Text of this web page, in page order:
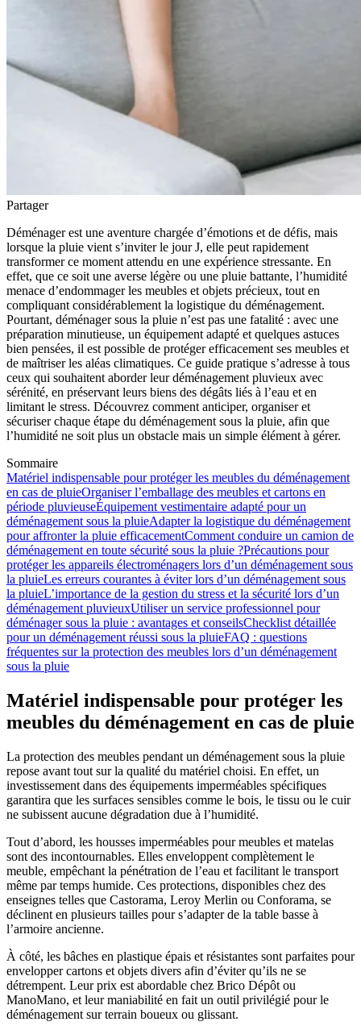
Partager
Déménager est une aventure chargée d’émotions et de défis, mais
lorsque la pluie vient s’inviter le jour J, elle peut rapidement
transformer ce moment attendu en une expérience stressante. En
effet, que ce soit une averse légère ou une pluie battante, l’humidité
menace d’endommager les meubles et objets précieux, tout en
compliquant considérablement la logistique du déménagement.
Pourtant, déménager sous la pluie n’est pas une fatalité : avec une
préparation minutieuse, un équipement adapté et quelques astuces
bien pensées, il est possible de protéger efficacement ses meubles et
de maîtriser les aléas climatiques. Ce guide pratique s’adresse à tous
ceux qui souhaitent aborder leur déménagement pluvieux avec
sérénité, en préservant leurs biens des dégâts liés à l’eau et en
limitant le stress. Découvrez comment anticiper, organiser et
sécuriser chaque étape du déménagement sous la pluie, afin que
l’humidité ne soit plus un obstacle mais un simple élément à gérer.
Sommaire
Matériel indispensable pour protéger les meubles du déménagement
en cas de pluieOrganiser l’emballage des meubles et cartons en
période pluvieuseÉquipement vestimentaire adapté pour un
déménagement sous la pluieAdapter la logistique du déménagement
pour affronter la pluie efficacementComment conduire un camion de
déménagement en toute sécurité sous la pluie ?Précautions pour
protéger les appareils électroménagers lors d’un déménagement sous
la pluieLes erreurs courantes à éviter lors d’un déménagement sous
la pluieL’importance de la gestion du stress et la sécurité lors d’un
déménagement pluvieuxUtiliser un service professionnel pour
déménager sous la pluie : avantages et conseilsChecklist détaillée
pour un déménagement réussi sous la pluieFAQ : questions
fréquentes sur la protection des meubles lors d’un déménagement
sous la pluie
Matériel indispensable pour protéger les
meubles du déménagement en cas de pluie
La protection des meubles pendant un déménagement sous la pluie
repose avant tout sur la qualité du matériel choisi. En effet, un
investissement dans des équipements imperméables spécifiques
garantira que les surfaces sensibles comme le bois, le tissu ou le cuir
ne subissent aucune dégradation due à l’humidité.
Tout d’abord, les housses imperméables pour meubles et matelas
sont des incontournables. Elles enveloppent complètement le
meuble, empêchant la pénétration de l’eau et facilitant le transport
même par temps humide. Ces protections, disponibles chez des
enseignes telles que Castorama, Leroy Merlin ou Conforama, se
déclinent en plusieurs tailles pour s’adapter de la table basse à
l’armoire ancienne.
À côté, les bâches en plastique épais et résistantes sont parfaites pour
envelopper cartons et objets divers afin d’éviter qu’ils ne se
détrempent. Leur prix est abordable chez Brico Dépôt ou
ManoMano, et leur maniabilité en fait un outil privilégié pour le
déménagement sur terrain boueux ou glissant.